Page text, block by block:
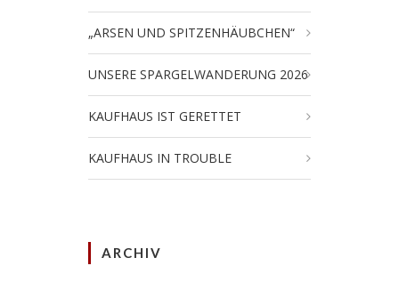
„ARSEN UND SPITZENHÄUBCHEN“
UNSERE SPARGELWANDERUNG 2026
KAUFHAUS IST GERETTET
KAUFHAUS IN TROUBLE
ARCHIV